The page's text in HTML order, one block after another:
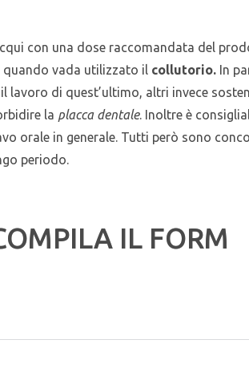
con una dose raccomandata del
vada utilizzato il collutorio. In
di quest’ultimo, altri invece
la placca dentale. Inoltre è
orale in generale. Tutti però sono
periodo.
IL FORM